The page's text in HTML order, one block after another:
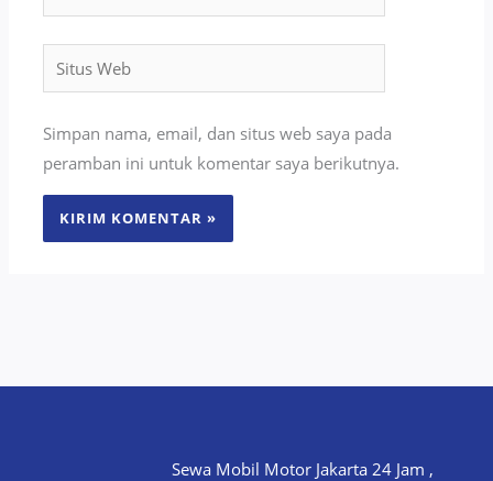
Web
Simpan nama, email, dan situs web saya pada
peramban ini untuk komentar saya berikutnya.
Sewa Mobil Motor Jakarta 24 Jam ,